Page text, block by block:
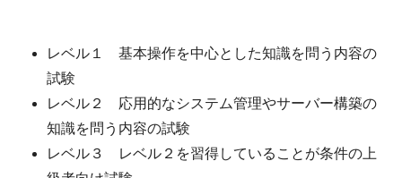
レベル１ 基本操作を中心とした知識を問う内容の
試験
レベル２ 応用的なシステム管理やサーバー構築の
知識を問う内容の試験
レベル３ レベル２を習得していることが条件の上